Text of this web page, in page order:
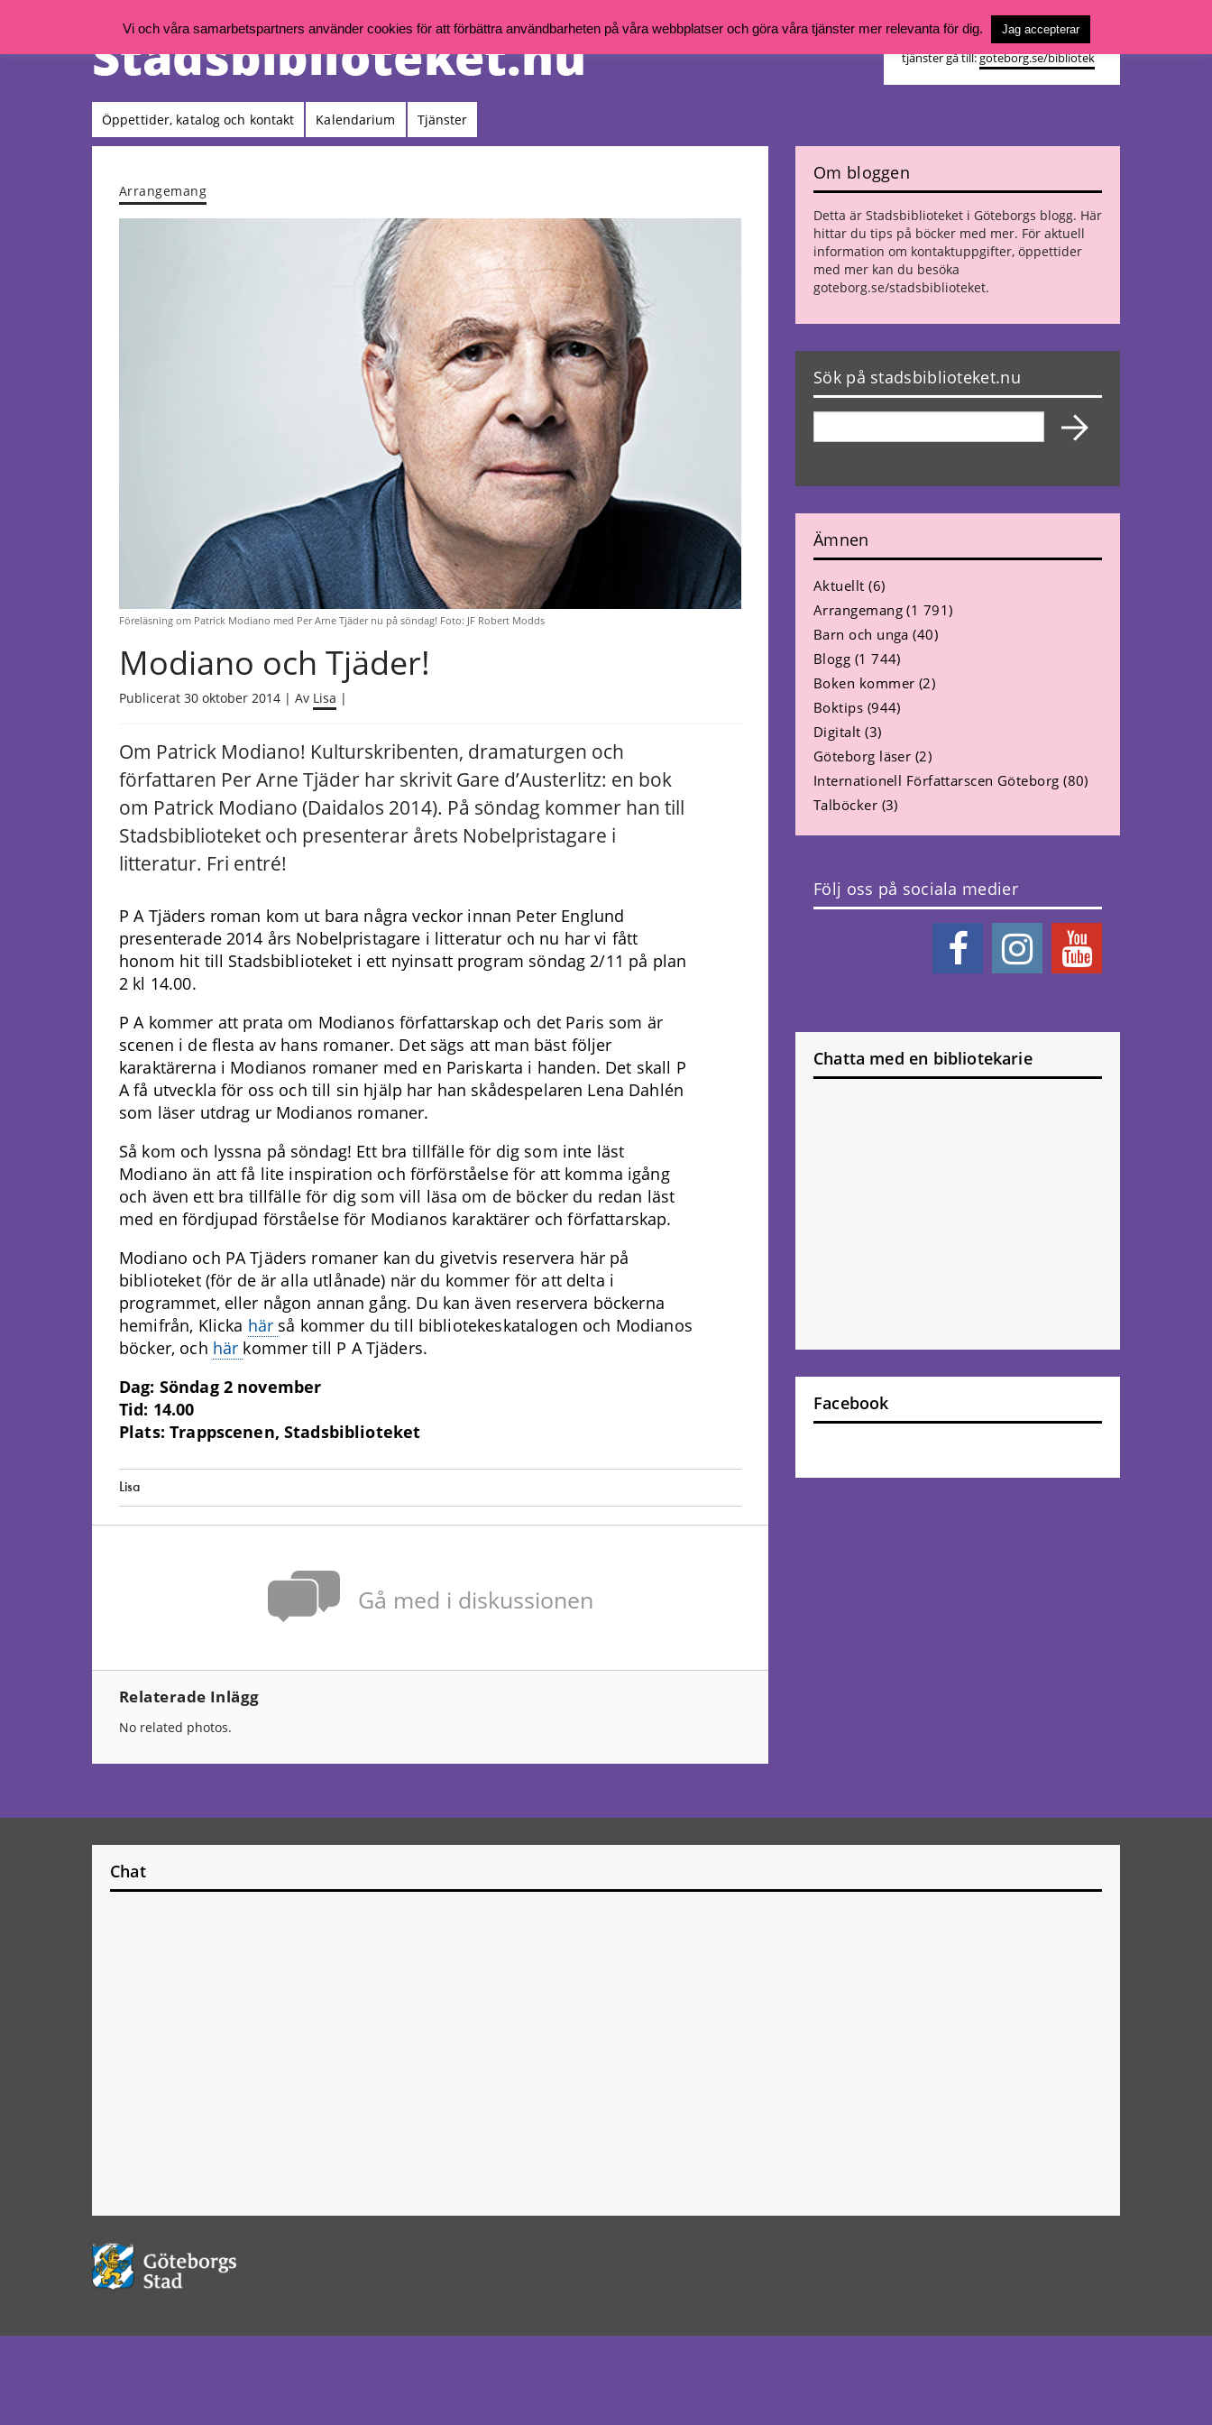
Öppettider, katalog och kontakt Kalendarium Tjänster
Vill du söka böcker, logga in på ditt
bibliotekskonto eller nå övriga
tjänster gå till:goteborg.se/bibliotek
Arrangemang
Föreläsning om Patrick Modiano med Per Arne Tjäder nu på söndag! Foto: JF Robert Modds
Modiano och Tjäder!
Publicerat 30 oktober 2014 | Av Lisa |
Om Patrick Modiano! Kulturskribenten, dramaturgen och
författaren Per Arne Tjäder har skrivit Gare d’Austerlitz: en bok
om Patrick Modiano (Daidalos 2014). På söndag kommer han till
Stadsbiblioteket och presenterar årets Nobelpristagare i
litteratur. Fri entré!
P A Tjäders roman kom ut bara några veckor innan Peter Englund
presenterade 2014 års Nobelpristagare i litteratur och nu har vi fått
honom hit till Stadsbiblioteket i ett nyinsatt program söndag 2/11 på plan
2 kl 14.00.
P A kommer att prata om Modianos författarskap och det Paris som är
scenen i de flesta av hans romaner. Det sägs att man bäst följer
karaktärerna i Modianos romaner med en Pariskarta i handen. Det skall P
A få utveckla för oss och till sin hjälp har han skådespelaren Lena Dahlén
som läser utdrag ur Modianos romaner.
Så kom och lyssna på söndag! Ett bra tillfälle för dig som inte läst
Modiano än att få lite inspiration och förförståelse för att komma igång
och även ett bra tillfälle för dig som vill läsa om de böcker du redan läst
med en fördjupad förståelse för Modianos karaktärer och författarskap.
Modiano och PA Tjäders romaner kan du givetvis reservera här på
biblioteket (för de är alla utlånade) när du kommer för att delta i
programmet, eller någon annan gång. Du kan även reservera böckerna
hemifrån, Klicka här så kommer du till bibliotekeskatalogen och Modianos
böcker, och här kommer till P A Tjäders.
Dag: Söndag 2 november
Tid: 14.00
Plats: Trappscenen, Stadsbiblioteket
Lisa
Gå med i diskussionen
Relaterade Inlägg
No related photos.
Om bloggen
Detta är Stadsbiblioteket i Göteborgs blogg. Här
hittar du tips på böcker med mer. För aktuell
information om kontaktuppgifter, öppettider
med mer kan du besöka
goteborg.se/stadsbiblioteket.
Sök på stadsbiblioteket.nu
Ämnen
Aktuellt (6)
Arrangemang(1 791)
Barn och unga (40)
Blogg (1 744)
Boken kommer (2)
Boktips (944)
Digitalt (3)
Göteborg läser (2)
Internationell Författarscen Göteborg (80)
Talböcker (3)
Följ oss på sociala medier
Chatta med en bibliotekarie
Facebook
Chat
Vi och våra samarbetspartners använder cookies för att förbättra användbarheten på våra webbplatser och göra våra tjänster mer relevanta för dig. Jag accepterar